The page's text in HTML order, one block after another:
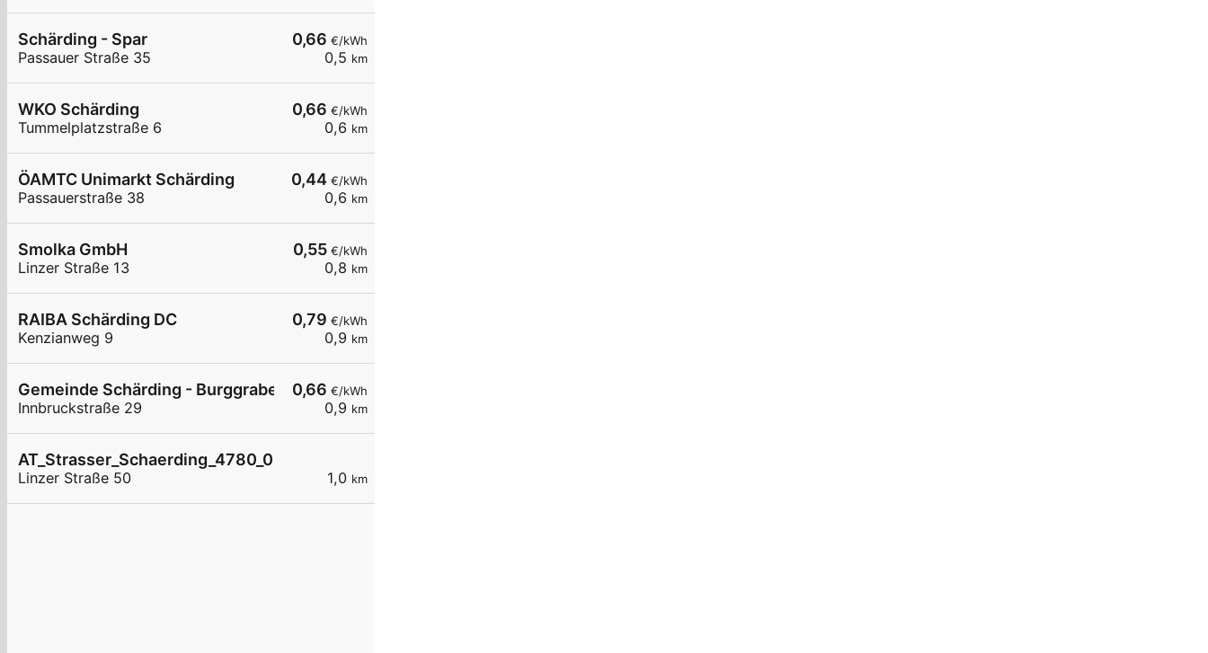
0,66 €/kWh
0,5 km
Schärding - Spar
Passauer Straße 35
0,66 €/kWh
0,6 km
WKO Schärding
Tummelplatzstraße 6
0,44€/kWh
0,6 km
ÖAMTC Unimarkt Schärding
Passauerstraße 38
0,55€/kWh
0,8 km
Smolka GmbH
Linzer Straße 13
0,79 €/kWh
0,9 km
RAIBA Schärding DC
Kenzianweg 9
0,66 €/kWh
0,9 km
Gemeinde Schärding - Burggraben Parkplatz
Innbruckstraße 29
1,0 km
AT_Strasser_Schaerding_4780_001 öffentlich
Linzer Straße 50